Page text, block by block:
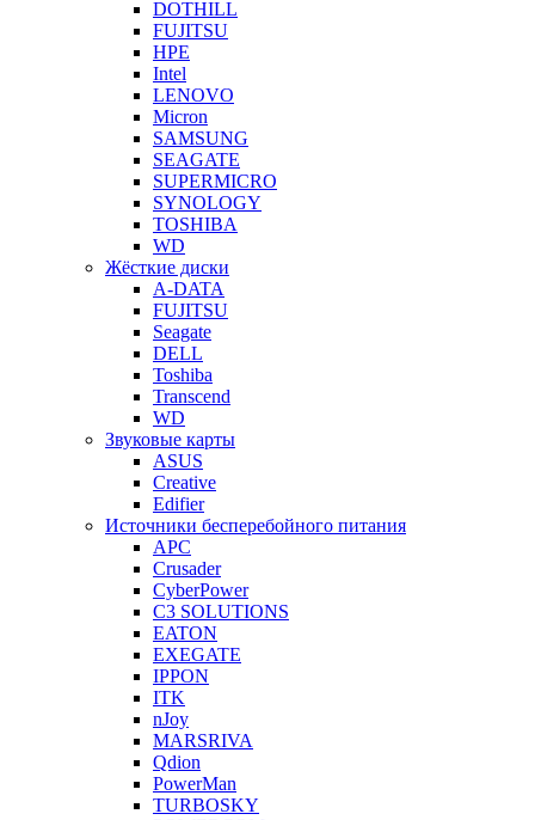
DOTHILL
FUJITSU
HPE
Intel
LENOVO
Micron
SAMSUNG
SEAGATE
SUPERMICRO
SYNOLOGY
TOSHIBA
WD
Жёсткие диски
A-DATA
FUJITSU
Seagate
DELL
Toshiba
Transcend
WD
Звуковые карты
ASUS
Creative
Edifier
Источники бесперебойного питания
APC
Crusader
CyberPower
C3 SOLUTIONS
EATON
EXEGATE
IPPON
ITK
nJoy
MARSRIVA
Qdion
PowerMan
TURBOSKY